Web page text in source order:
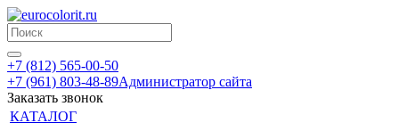
+7 (812) 565-00-50
+7 (961) 803-48-89Администратор сайта
Заказать звонок
КАТАЛОГ